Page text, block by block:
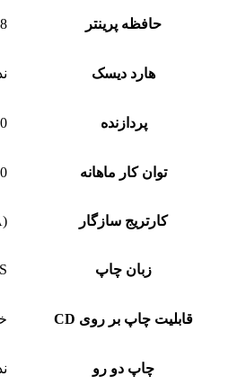
حافظه پرینتر
هارد دیسک
پردازنده
توان کار ماهانه 8000
کارتریج سازگار (83A (CF283A
زبان چاپ
قابلیت چاپ بر روی CD
چاپ دو رو